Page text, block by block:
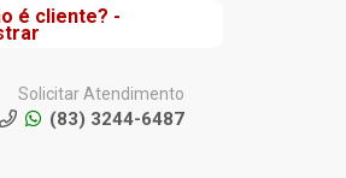
é cliente? -
Solicitar Atendimento
(83) 3244-6487